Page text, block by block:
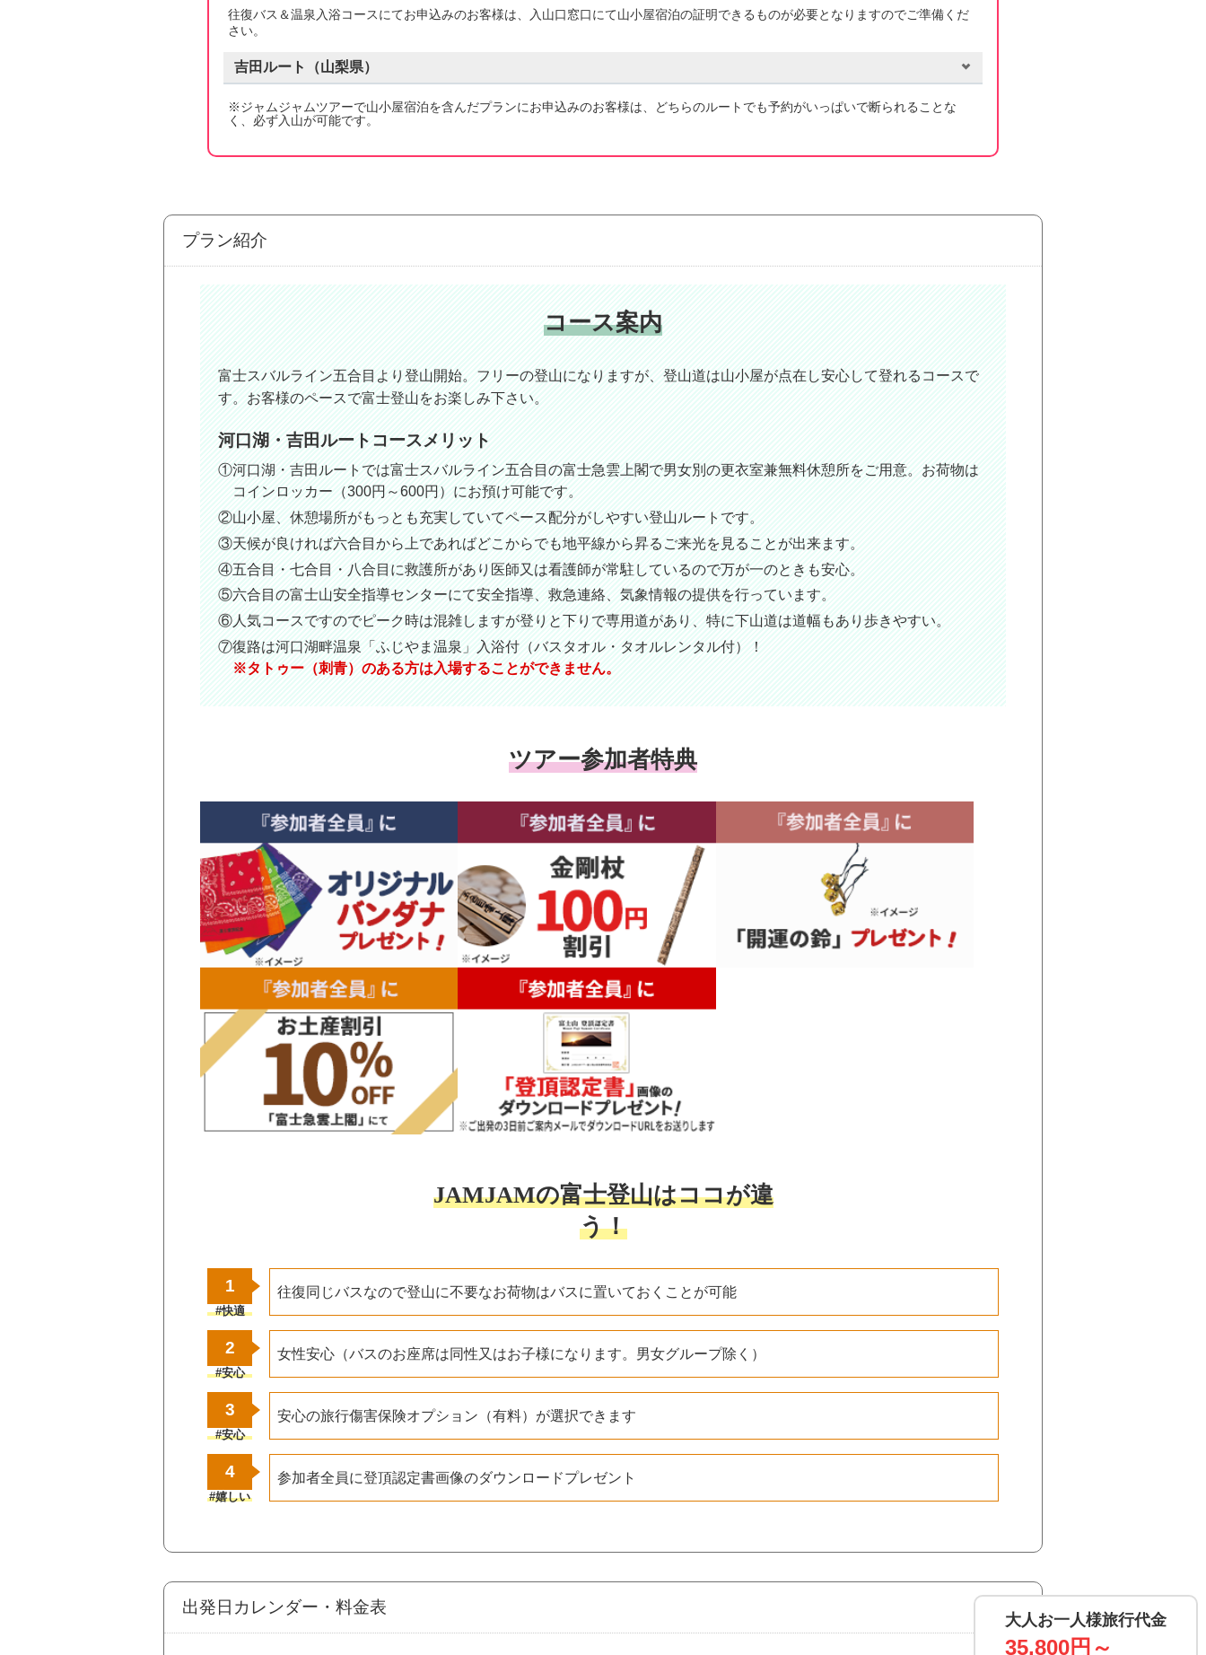
大人お一人様旅行代金
35,800円～
往復バス＆温泉入浴コースにてお申込みのお客様は、入山口窓口にて山小屋宿泊の証明できるものが必要となりますのでご準備くだ
さい。
吉田 ルート（山梨県）
※ジャムジャムツアーで山小屋宿泊を含んだプランにお申込みのお客様は、どちらのルートでも予約がいっぱいで断られることな
く、必ず入山が可能です。
プラン紹介
コース案内
富士スバルライン五合目より登山開始。フリーの登山になりますが、登山道は山小屋が点在し安心して登れるコースで
す。お客様のペースで富士登山をお楽しみ下さい。
河口湖・吉田ルートコースメリット
①河口湖・吉田ルートでは富士スバルライン五合目の富士急雲上閣で男女別の更衣室兼無料休憩所をご用意。お荷物は
コインロッカー（300円～600円）にお預け可能です。
②山小屋、休憩場所がもっとも充実していてペース配分がしやすい登山ルートです。
③天候が良ければ六合目から上であればどこからでも地平線から昇るご来光を見ることが出来ます。
④五合目・七合目・八合目に救護所があり医師又は看護師が常駐しているので万が一のときも安心。
⑤六合目の富士山安全指導センターにて安全指導、救急連絡、気象情報の提供を行っています。
⑥人気コースですのでピーク時は混雑しますが登りと下りで専用道があり、特に下山道は道幅もあり歩きやすい。
⑦復路は河口湖畔温泉「ふじやま温泉」入浴付（バスタオル・タオルレンタル付）！
※タトゥー（刺青）のある方は入場することができません。
ツアー参加者特典
JAMJAMの富士登山はココが違
う！
1
#快適
往復同じバスなので登山に不要なお荷物はバスに置いておくことが可能
2
#安心
女性安心（バスのお座席は同性又はお子様になります。男女グループ除く）
3
#安心
安心の旅行傷害保険オプション（有料）が選択できます
4
#嬉しい
参加者全員に登頂認定書画像のダウンロードプレゼント
出発日カレンダー・料金表